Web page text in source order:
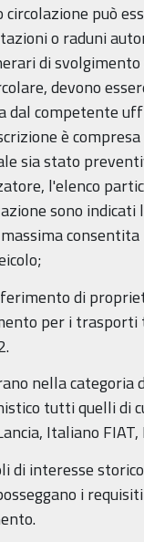
circolazione può
o raduni
di
devono
dal competente
è
sia stato
l'elenco
sono
di
per i trasporti
nella categoria
tutti quelli di
Italiano
di interesse
i